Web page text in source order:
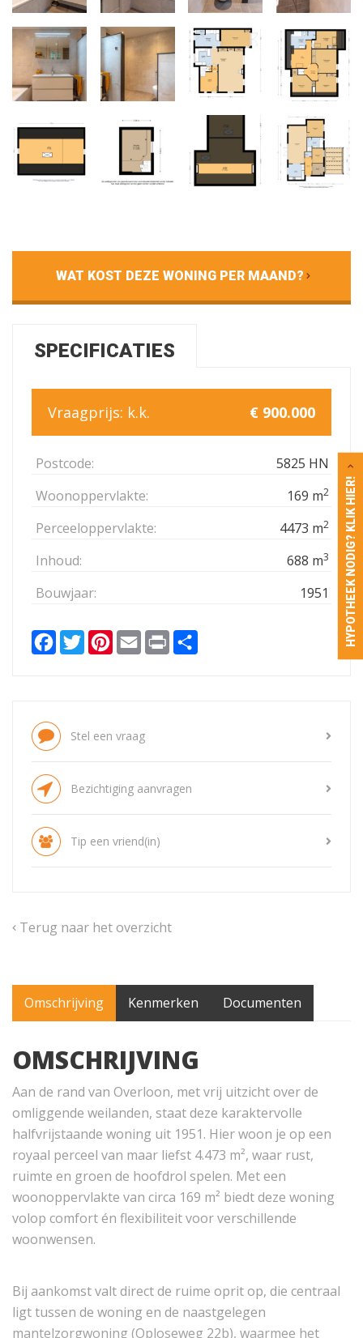
HYPOTHEEK NODIG? KLIK HIER!
WAT KOST DEZE WONING PER MAAND?
SPECIFICATIES
Vraagprijs: € 900.000
k.k.
Postcode:
5825 HN
Woonoppervlakte:
169 m2
Perceeloppervlakte: 4473 m2
Inhoud: 688 m3
Bouwjaar: 1951
Facebook
TwitterPinterest
Email Print
Stel een vraag
Bezichtiging aanvragen
Tip een vriend(in)
Terug naar het overzicht
Omschrijving Kenmerken Documenten
OMSCHRIJVING
Aan de rand van Overloon, met vrij uitzicht over de
omliggende weilanden, staat deze karaktervolle
halfvrijstaande woning uit 1951. Hier woon je op een
royaal perceel van maar liefst 4.473 m², waar rust,
ruimte en groen de hoofdrol spelen. Met een
woonoppervlakte van circa 169 m² biedt deze woning
volop comfort én flexibiliteit voor verschillende
woonwensen.
Bij aankomst valt direct de ruime oprit op, die centraal
ligt tussen de woning en de naastgelegen
mantelzorgwoning (Oploseweg 22b), waarmee het